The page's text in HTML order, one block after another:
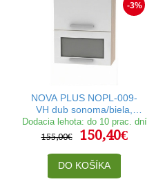
-3%
NOVA PLUS NOPL-009-
VH dub sonoma/biela,
horná výklopná skrinka so
sklom v šírke 60 cm
Dodacia lehota: do 10 prac. dní
155,00€
150,40€
DO KOŠÍKA